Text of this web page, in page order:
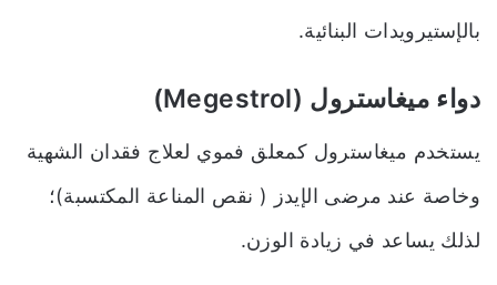
بالإستيرويدات البنائية.
دواء ميغاسترول (Megestrol)
يستخدم ميغاسترول كمعلق فموي لعلاج فقدان الشهية
وخاصة عند مرضى الإيدز ( نقص المناعة المكتسبة)؛
لذلك يساعد في زيادة الوزن.